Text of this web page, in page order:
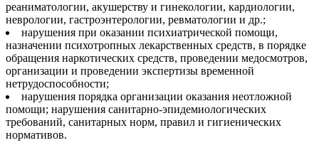
реаниматологии, акушерству и гинекологии, кардиологии,
неврологии, гастроэнтерологии, ревматологии и др.;
нарушения при оказании психиатрической помощи,
назначении психотропных лекарственных средств, в порядке
обращения наркотических средств, проведении медосмотров,
организации и проведении экспертизы временной
нетрудоспособности;
нарушения порядка организации оказания неотложной
помощи; нарушения санитарно-эпидемиологических
требований, санитарных норм, правил и гигиенических
нормативов.